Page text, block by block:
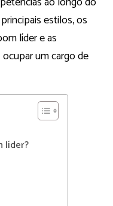
estilos, os
líder e as
um cargo de
líder?